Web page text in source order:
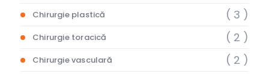
Chirurgie plastică ( 3 )
Chirurgie toracică ( 2 )
Chirurgie vasculară ( 2 )